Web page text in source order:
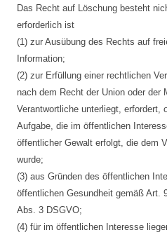
Das Recht auf Löschung besteht
erforderlich ist
(1) zur Ausübung des Rechts auf
Information;
(2) zur Erfüllung einer rechtlichen
nach dem Recht der Union oder der
Verantwortliche unterliegt, erfordert,
Aufgabe, die im öffentlichen
öffentlicher Gewalt erfolgt, die dem
wurde;
(3) aus Gründen des öffentlichen
öffentlichen Gesundheit gemäß Art.
Abs. 3 DSGVO;
(4) für im öffentlichen Interesse